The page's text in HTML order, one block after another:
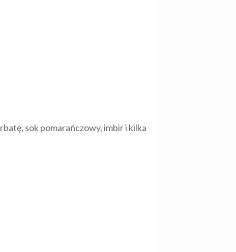
sok pomarańczowy, imbir i kilka